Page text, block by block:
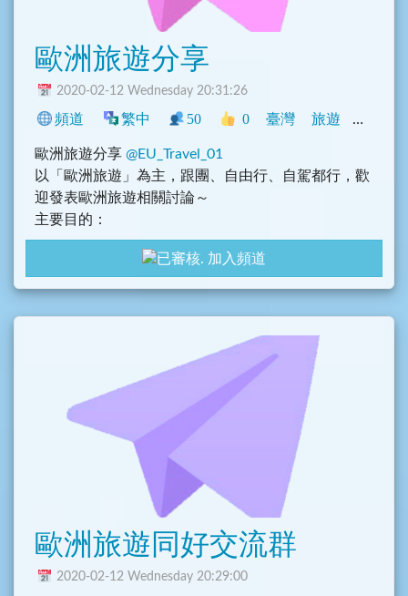
歐洲旅遊分享
2020-02-12 Wednesday 20:31:26
頻道 繁中 50 0 臺灣 旅遊 興趣
歐洲旅遊分享 @EU_Travel_01
以「歐洲旅遊」為主，跟團、自由行、自駕都行，歡
迎發表歐洲旅遊相關討論～
主要目的：
1. 討論歐洲旅遊相關問題、行程討論及歐洲旅遊趣
事，請記得禮貌性發問
2. 歐洲遊記、食記或住宿分享
6. 記得加上國家類別，例如 #瑞士 #德國 等，方便後
面使用者查詢
本群禁止討論無關話題
加入頻道
歐洲旅遊同好交流群
2020-02-12 Wednesday 20:29:00